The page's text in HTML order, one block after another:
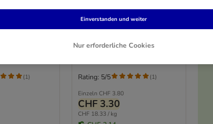
(1)
Einzeln CHF 3.80
CHF 3.30
CHF 18.33 / kg
Rating: 5/5 (1)
Nur erforderliche Cookies
Einverstanden und weiter